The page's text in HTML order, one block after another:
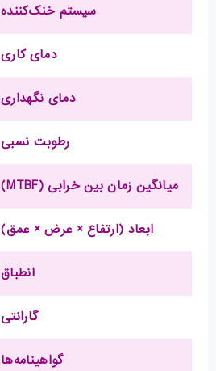
سیستم خنک‌کننده
دمای کاری
دمای نگهداری
رطوبت نسبی
میانگین زمان بین خرابی (MTBF)
ابعاد (ارتفاع × عرض × عمق)
انطباق
گارانتی
گواهینامه‌ها